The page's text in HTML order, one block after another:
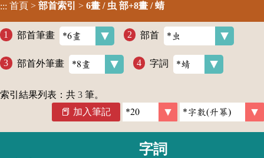
::: 首頁 > 部首索引 > 6畫 / 虫 部+8畫 / 蜻
部首筆畫 部首
部首外筆畫 字詞
索引結果列表：共 3 筆。
加入筆記
字詞